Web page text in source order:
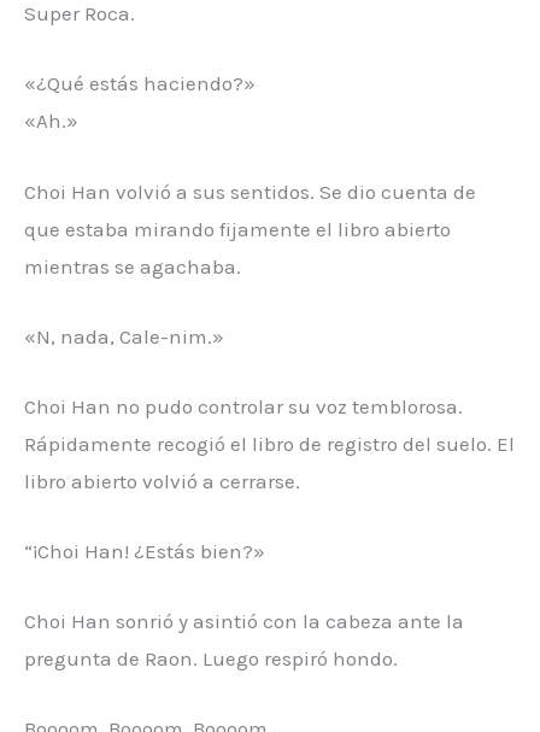
Super Roca.
«¿Qué estás haciendo?»
«Ah.»
Choi Han volvió a sus sentidos. Se dio cuenta de
que estaba mirando fijamente el libro abierto
mientras se agachaba.
«N, nada, Cale-nim.»
Choi Han no pudo controlar su voz temblorosa.
Rápidamente recogió el libro de registro del suelo. El
libro abierto volvió a cerrarse.
“¡Choi Han! ¿Estás bien?»
Choi Han sonrió y asintió con la cabeza ante la
pregunta de Raon. Luego respiró hondo.